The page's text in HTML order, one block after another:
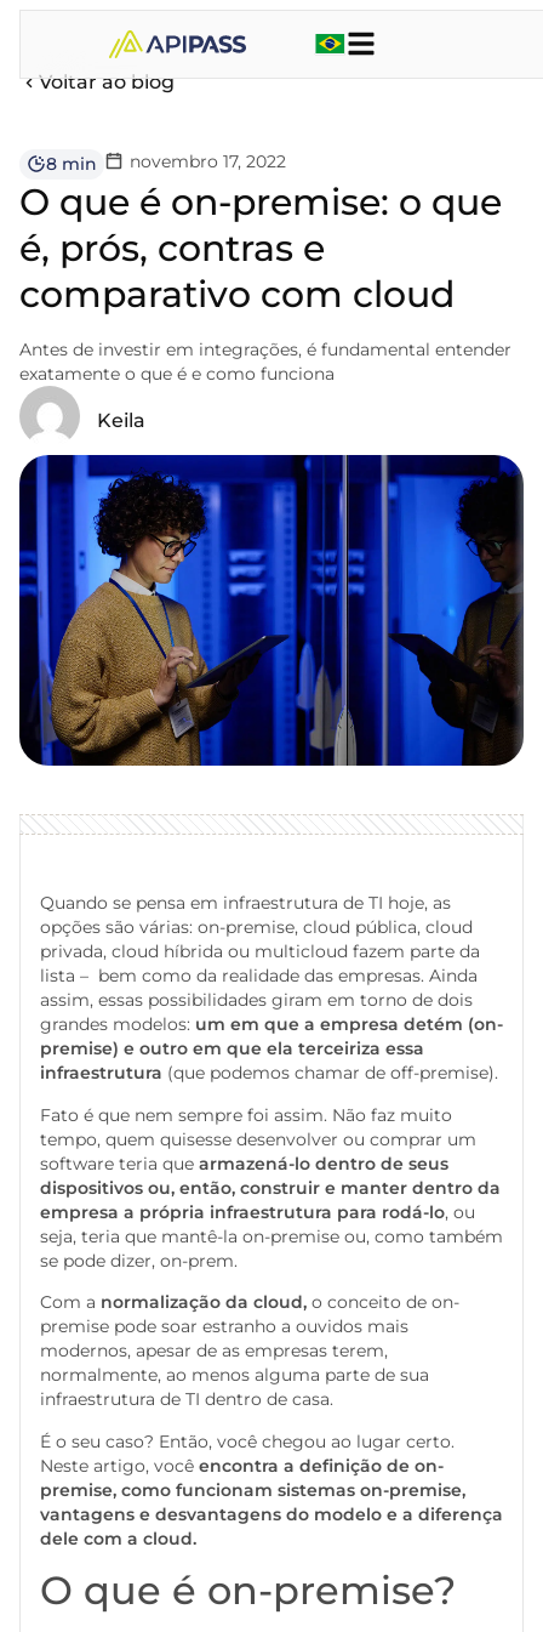
Voltar ao blog
8 min novembro 17, 2022
O que é on-premise: o que
é, prós, contras e
comparativo com cloud
Antes de investir em integrações, é fundamental entender
exatamente o que é e como funciona
Keila
Quando se pensa em infraestrutura de TI hoje, as
opções são várias: on-premise, cloud pública, cloud
privada, cloud híbrida ou multicloud fazem parte da
lista – bem como da realidade das empresas. Ainda
assim, essas possibilidades giram em torno de dois
grandes modelos: um em que a empresa detém (on-
premise) e outro em que ela terceiriza essa
infraestrutura (que podemos chamar de off-premise).
Fato é que nem sempre foi assim. Não faz muito
tempo, quem quisesse desenvolver ou comprar um
software teria que armazená-lo dentro de seus
dispositivos ou, então, construir e manter dentro da
empresa a própria infraestrutura para rodá-lo, ou
seja, teria que mantê-la on-premise ou, como também
se pode dizer, on-prem.
Com a normalização da cloud, o conceito de on-
premise pode soar estranho a ouvidos mais
modernos, apesar de as empresas terem,
normalmente, ao menos alguma parte de sua
infraestrutura de TI dentro de casa.
É o seu caso? Então, você chegou ao lugar certo.
Neste artigo, você encontra a definição de on-
premise, como funcionam sistemas on-premise,
vantagens e desvantagens do modelo e a diferença
dele com a cloud.
O que é on-premise?